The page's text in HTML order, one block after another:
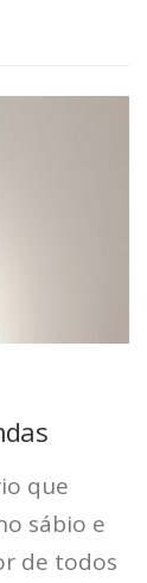
que
sábio e
de todos